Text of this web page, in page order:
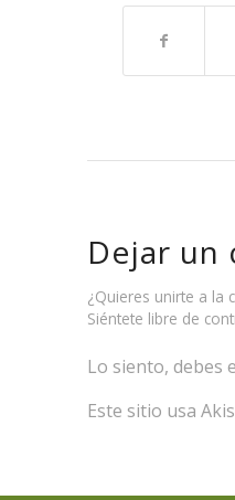
Dejar un
¿Quieres unirte a la
Siéntete libre de
Lo siento, debes
Este sitio usa